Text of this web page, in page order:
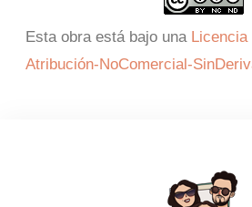
Esta obra está bajo una Licencia
Atribución-NoComercial-